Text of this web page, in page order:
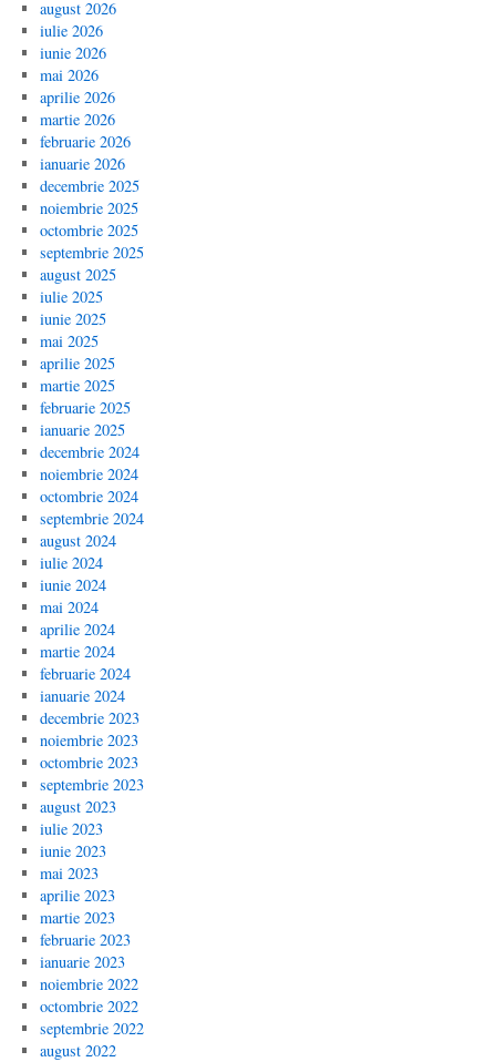
august 2026
iulie 2026
iunie 2026
mai 2026
aprilie 2026
martie 2026
februarie 2026
ianuarie 2026
decembrie 2025
noiembrie 2025
octombrie 2025
septembrie 2025
august 2025
iulie 2025
iunie 2025
mai 2025
aprilie 2025
martie 2025
februarie 2025
ianuarie 2025
decembrie 2024
noiembrie 2024
octombrie 2024
septembrie 2024
august 2024
iulie 2024
iunie 2024
mai 2024
aprilie 2024
martie 2024
februarie 2024
ianuarie 2024
decembrie 2023
noiembrie 2023
octombrie 2023
septembrie 2023
august 2023
iulie 2023
iunie 2023
mai 2023
aprilie 2023
martie 2023
februarie 2023
ianuarie 2023
noiembrie 2022
octombrie 2022
septembrie 2022
august 2022